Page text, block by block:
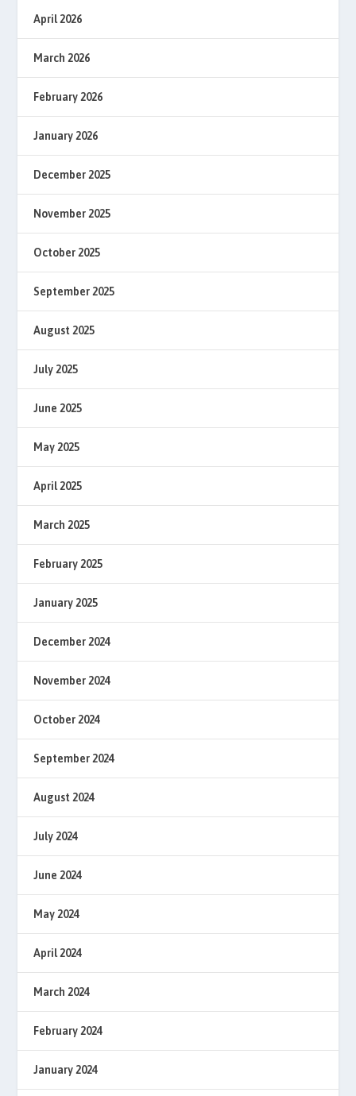
April 2026
March 2026
February 2026
January 2026
December 2025
November 2025
October 2025
September 2025
August 2025
July 2025
June 2025
May 2025
April 2025
March 2025
February 2025
January 2025
December 2024
November 2024
October 2024
September 2024
August 2024
July 2024
June 2024
May 2024
April 2024
March 2024
February 2024
January 2024